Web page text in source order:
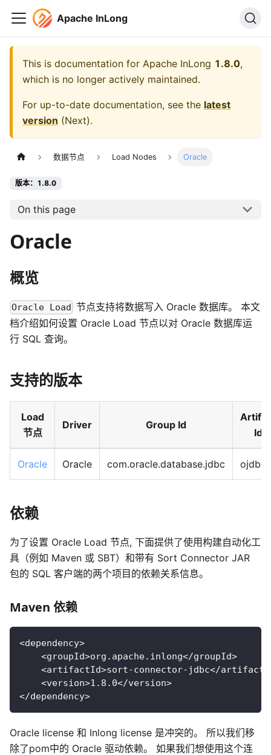
Apache InLong
This is documentation for Apache InLong 1.8.0,
which is no longer actively maintained.
For up-to-date documentation, see the latest
version (Next).
数据节点 Load Nodes Oracle
版本：1.8.0
On this page
Oracle
概览
Oracle Load 节点支持将数据写入 Oracle 数据库。 本文
档介绍如何设置 Oracle Load 节点以对 Oracle 数据库运
行 SQL 查询。
支持的版本
Load
节点
Driver Group Id
Id
Oracle Oracle com.oracle.database.jdbc
依赖
为了设置 Oracle Load 节点, 下面提供了使用构建自动化工
具（例如 Maven 或 SBT）和带有 Sort Connector JAR
包的 SQL 客户端的两个项目的依赖关系信息。
Maven 依赖
<dependency>
    <groupId>org.apache.inlong</groupId>
<artifactId>sort-connector-jdbc</
    <version>1.8.0</version>
</dependency>
Oracle license 和 Inlong license 是冲突的。 所以我们移
除了pom中的 Oracle 驱动依赖。 如果我们想使用这个连